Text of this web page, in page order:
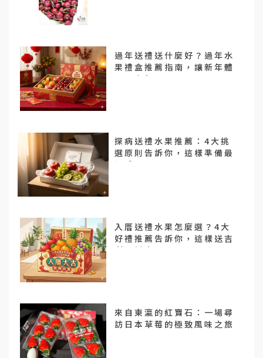
過年送禮送什麼好？過年水
果禮盒推薦指南，讓新年體
面又喜氣
探病送禮水果推薦：4大挑
選原則告訴你，這樣準備最
得體！
入厝送禮水果怎麼選？4大
好禮推薦告訴你，這樣送吉
利又討喜！
來自東瀛的紅寶石：一場尋
訪日本草莓的極致風味之旅